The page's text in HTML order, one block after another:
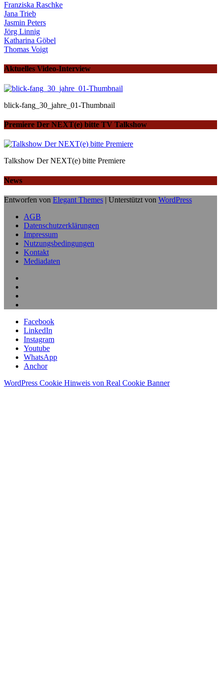
Franziska Raschke
Jana Trieb
Jasmin Peters
Jörg Linnig
Katharina Göbel
Thomas Voigt
Aktuelles Video-Interview
blick-fang_30_jahre_01-Thumbnail
Premiere Der NEXT(e) bitte TV Talkshow
Talkshow Der NEXT(e) bitte Premiere
News
Entworfen von Elegant Themes | Unterstützt von WordPress
AGB
Datenschutzerklärungen
Impressum
Nutzungsbedingungen
Kontakt
Mediadaten
Facebook
LinkedIn
Instagram
Youtube
WhatsApp
Anchor
WordPress Cookie Hinweis von Real Cookie Banner